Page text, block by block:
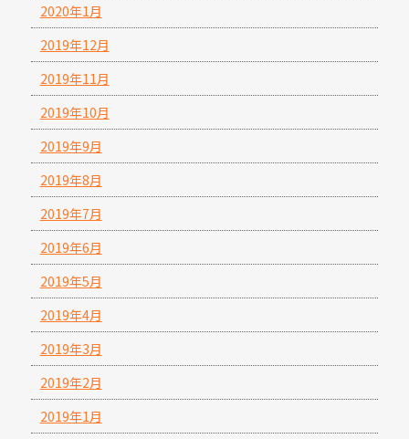
2020年1月
2019年12月
2019年11月
2019年10月
2019年9月
2019年8月
2019年7月
2019年6月
2019年5月
2019年4月
2019年3月
2019年2月
2019年1月